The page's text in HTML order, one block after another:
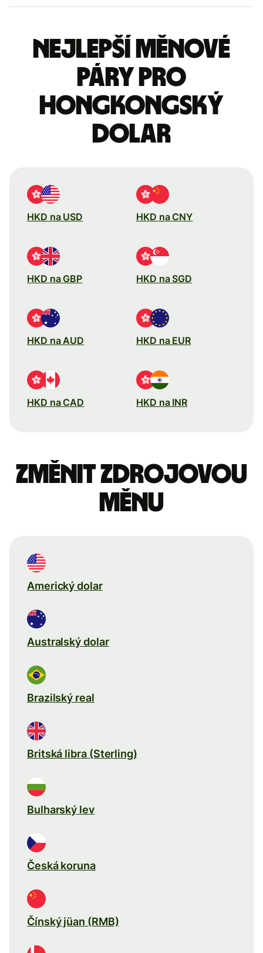
Nejlepší měnové
páry pro
hongkongský
dolar
HKD na USD HKD na CNY
HKD na GBP HKD na SGD
HKD na AUD HKD na EUR
HKD na CAD HKD na INR
Změnit zdrojovou
měnu
Americký dolar
Australský dolar
Brazilský real
Britská libra (Sterling)
Bulharský lev
Česká koruna
Čínský jüan (RMB)